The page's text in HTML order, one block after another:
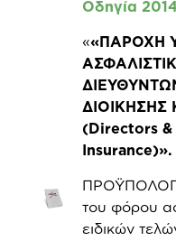
Οδηγία
««ΠΑΡΟΧΗ
ΔΙΟΙΚΗΣΗΣ
(Directors
Insurance)».
του φόρου
ειδικών